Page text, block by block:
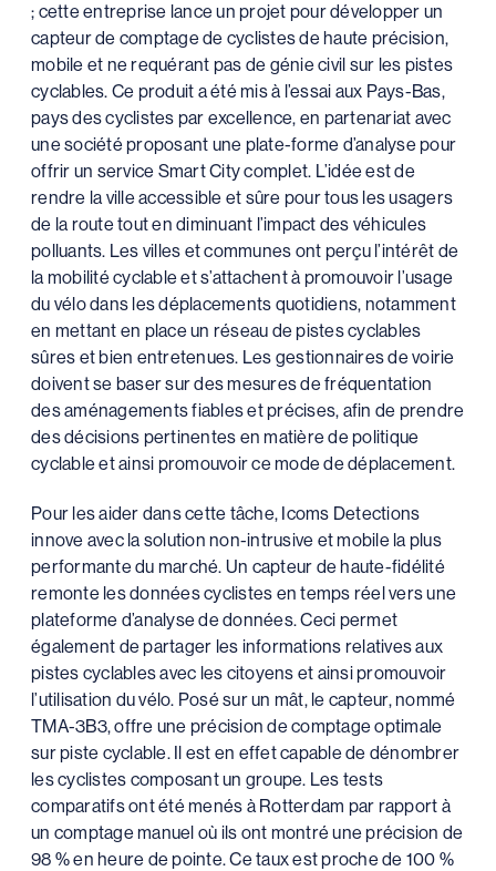
; cette entreprise lance un projet pour développer un
capteur de comptage de cyclistes de haute précision,
mobile et ne requérant pas de génie civil sur les pistes
cyclables. Ce produit a été mis à l’essai aux Pays-Bas,
pays des cyclistes par excellence, en partenariat avec
une société proposant une plate-forme d’analyse pour
offrir un service Smart City complet. L’idée est de
rendre la ville accessible et sûre pour tous les usagers
de la route tout en diminuant l’impact des véhicules
polluants. Les villes et communes ont perçu l’intérêt de
la mobilité cyclable et s’attachent à promouvoir l’usage
du vélo dans les déplacements quotidiens, notamment
en mettant en place un réseau de pistes cyclables
sûres et bien entretenues. Les gestionnaires de voirie
doivent se baser sur des mesures de fréquentation
des aménagements fiables et précises, afin de prendre
des décisions pertinentes en matière de politique
cyclable et ainsi promouvoir ce mode de déplacement.
Pour les aider dans cette tâche, Icoms Detections
innove avec la solution non-intrusive et mobile la plus
performante du marché. Un capteur de haute-fidélité
remonte les données cyclistes en temps réel vers une
plateforme d’analyse de données. Ceci permet
également de partager les informations relatives aux
pistes cyclables avec les citoyens et ainsi promouvoir
l’utilisation du vélo. Posé sur un mât, le capteur, nommé
TMA-3B3, offre une précision de comptage optimale
sur piste cyclable. Il est en effet capable de dénombrer
les cyclistes composant un groupe. Les tests
comparatifs ont été menés à Rotterdam par rapport à
un comptage manuel où ils ont montré une précision de
98 % en heure de pointe. Ce taux est proche de 100 %